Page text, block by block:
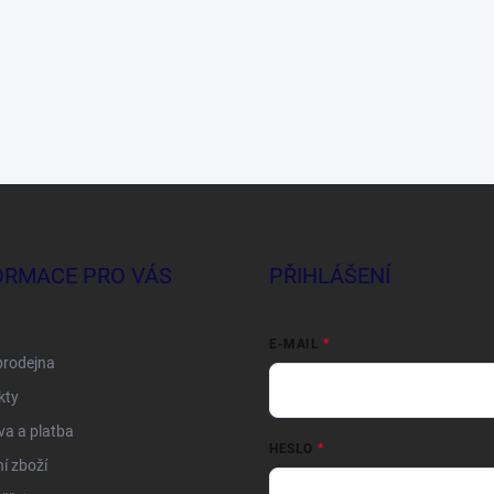
PRO VÁS
a platba
zboží
PŘIHLÁŠENÍ
E-MAIL
HESLO